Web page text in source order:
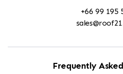
+66 99 195
Frequently